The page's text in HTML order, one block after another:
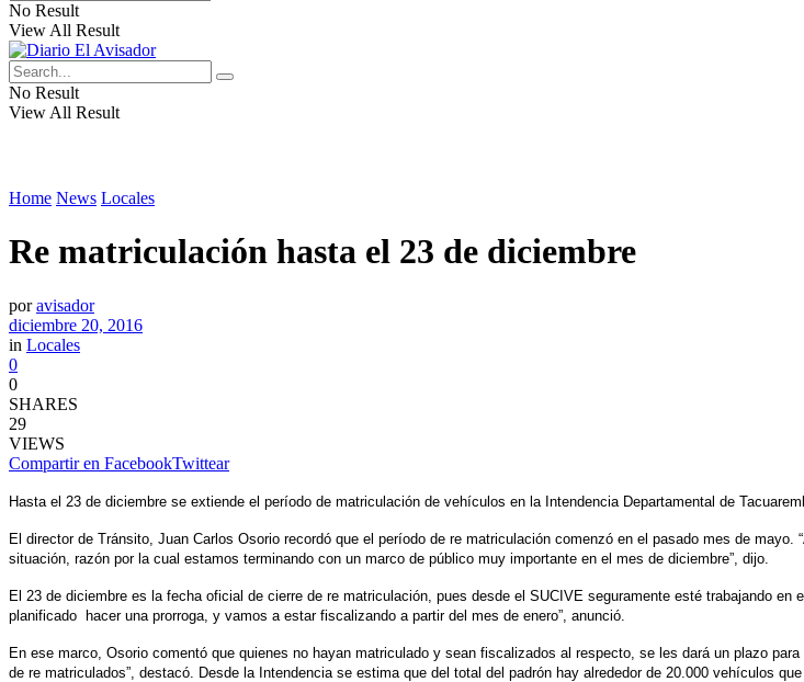
No Result
View All Result
No Result
View All Result
Home News Locales
Re matriculación hasta el 23 de diciembre
por avisador
diciembre 20, 2016
in Locales
0
0
SHARES
29
VIEWS
Compartir en FacebookTwittear
Hasta el 23 de diciembre se extiende el período de matriculación de vehículos en la Intendencia Departamental de
El director de Tránsito, Juan Carlos Osorio recordó que el período de re matriculación comenzó en el pasado mes de
situación, razón por la cual estamos terminando con un marco de público muy importante en el mes de diciembre”, dijo.
El 23 de diciembre es la fecha oficial de cierre de re matriculación, pues desde el SUCIVE seguramente esté trabajando
planificado hacer una prorroga, y vamos a estar fiscalizando a partir del mes de enero”, anunció.
En ese marco, Osorio comentó que quienes no hayan matriculado y sean fiscalizados al respecto, se les dará un plazo
de re matriculados”, destacó. Desde la Intendencia se estima que del total del padrón hay alrededor de 20.000 vehículos